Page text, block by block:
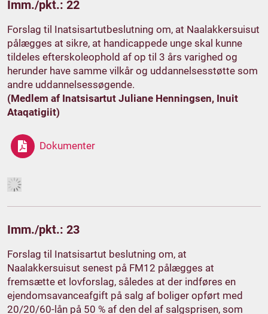
Imm./pkt.: 22
Forslag til Inatsisartutbeslutning om, at Naalakkersuisut
pålægges at sikre, at handicappede unge skal kunne
tildeles efterskoleophold af op til 3 års varighed og
herunder have samme vilkår og uddannelsesstøtte som
andre uddannelsessøgende.
(Medlem af Inatsisartut Juliane Henningsen, Inuit
Ataqatigiit)
Dokumenter
Imm./pkt.: 23
Forslag til Inatsisartut beslutning om, at
Naalakkersuisut senest på FM12 pålægges at
fremsætte et lovforslag, således at der indføres en
ejendomsavanceafgift på salg af boliger opført med
20/20/60-lån på 50 % af den del af salgsprisen, som